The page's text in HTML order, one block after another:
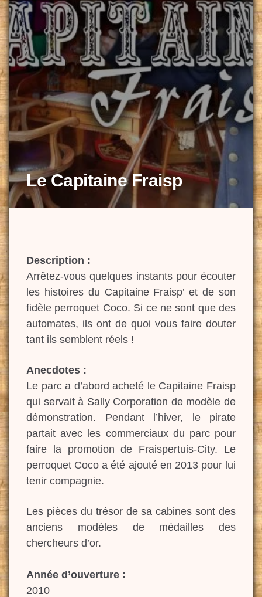
Le Capitaine Fraisp
Description :
Arrêtez-vous quelques instants pour écouter
les histoires du Capitaine Fraisp’ et de son
fidèle perroquet Coco. Si ce ne sont que des
automates, ils ont de quoi vous faire douter
tant ils semblent réels !
Anecdotes :
Le parc a d’abord acheté le Capitaine Fraisp
qui servait à Sally Corporation de modèle de
démonstration. Pendant l’hiver, le pirate
partait avec les commerciaux du parc pour
faire la promotion de Fraispertuis-City. Le
perroquet Coco a été ajouté en 2013 pour lui
tenir compagnie.
Les pièces du trésor de sa cabines sont des
anciens modèles de médailles des
chercheurs d’or.
Année d’ouverture :
2010